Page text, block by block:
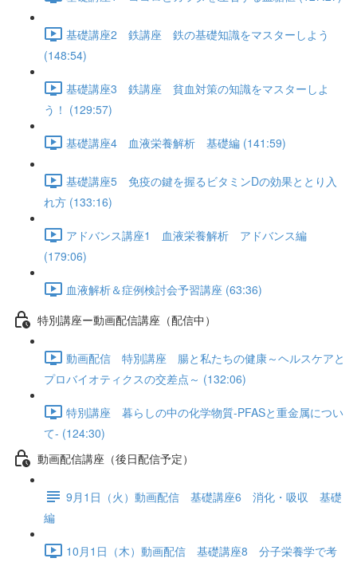
基礎講座2 鉄講座 鉄の基礎知識をマスターしよう
(148:54)
基礎講座3 鉄講座 貧血対策の知識をマスターしよ
う！ (129:57)
基礎講座4 血液栄養解析 基礎編 (141:59)
基礎講座5 免疫の鍵を握るビタミンDの効果ととり入
れ方 (133:16)
アドバンス講座1 血液栄養解析 アドバンス編
(179:06)
血液解析＆症例検討会予習講座 (63:36)
特別講座ー動画配信講座（配信中）
動画配信 特別講座 腸と私たちの健康～ヘルスケアと
プロバイオティクスの交差点～ (132:06)
特別講座 暮らしの中の化学物質-PFASと重金属につい
て- (124:30)
動画配信講座（後日配信予定）
9月1日（火）動画配信 基礎講座6 消化・吸収 基礎
編
10月1日（木）動画配信 基礎講座8 分子栄養学で考